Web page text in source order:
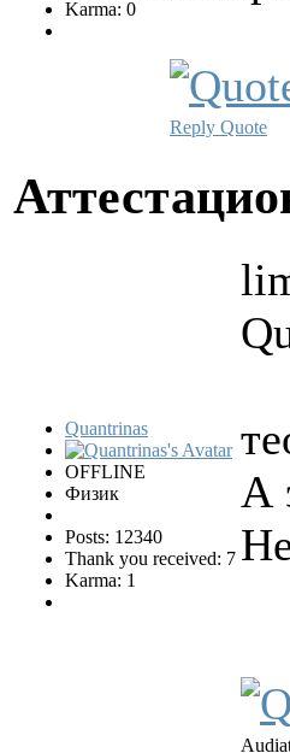
Karma: 0
Reply Quote
Quantrinas
OFFLINE
Физик
Posts: 12340
Thank you received: 7
Karma: 1
А